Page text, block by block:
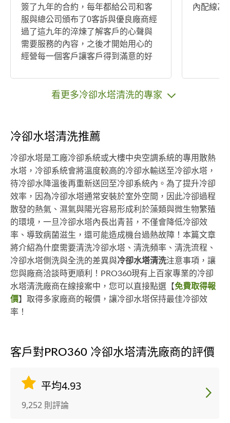
簽了九年的合約，每年都給公司和客
服與總公司頒布了0客訴與優良廠商經
過了這九年的淬煉了解客戶的心聲與
需要服務的內容，之後才開始用心的
經營每一個客戶讓客戶得到滿意的好
們替你們服務
內配線乙
看更多冷卻水塔清洗的專家
冷卻水塔清洗推薦
冷卻水塔是工廠冷卻系統或大樓中央空調系統的專用散熱
水塔，冷卻系統會將溫度較高的冷卻水輸送至冷卻水塔，
待冷卻水降溫後再重新送回至冷卻系統內。為了提升冷卻
效率，因為冷卻水塔通常安裝於室外空間，因此冷卻過程
散發的熱氣、濕氣與陽光容易形成利於藻類與微生物繁殖
的環境，一旦冷卻水塔內長出青苔，不僅會降低冷卻效
率、導致病菌滋生，還可能造成機台過熱故障！本篇文章
將介紹為什麼需要清洗冷卻水塔、清洗頻率、清洗流程、
冷卻水塔側洗與全洗的差異與冷卻水塔清洗注意事項，讓
您與廠商洽談時更順利！PRO360現有上百家專業的冷卻
水塔清洗廠商在線接案中，您可以直接點選【免費取得報
價】取得多家廠商的報價，讓冷卻水塔保持最佳冷卻效
率！
客戶對PRO360 冷卻水塔清洗廠商的評價
平均4.93
9,252 則評論